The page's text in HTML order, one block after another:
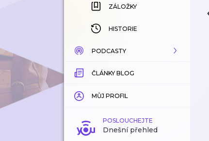
ZÁLOŽKY
HISTORIE
PODCASTY
KATALOG
KATEGORIE
ZÁLOŽKY
ČLÁNKY BLOG
MŮJ PROFIL
POSLOUCHEJTE
Dnešní přehled